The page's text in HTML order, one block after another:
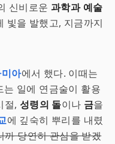
신비로운 과학과 예술
빛을 발했고, 지금까지
아에서 했다. 이때는
일에 연금술이 활용
절, 성령의 돌이나 금을
에 깊숙히 뿌리를 내렸
까 당연히 관심을 받겠